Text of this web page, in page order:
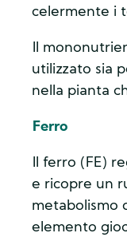
celermente i
Il
utilizzato sia
nella pianta
Ferro
Il ferro (FE)
e ricopre un
metabolismo
elemento